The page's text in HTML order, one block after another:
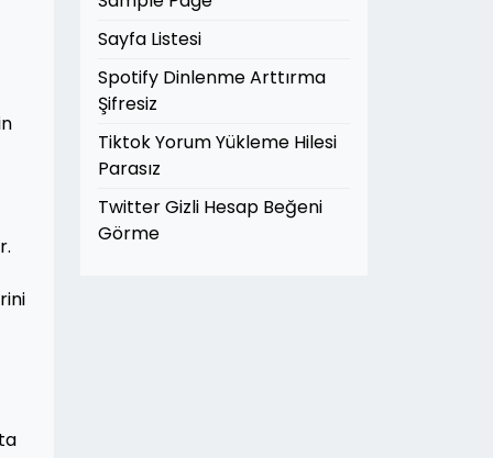
Sayfa Listesi
Spotify Dinlenme Arttırma
Şifresiz
Tiktok Yorum Yükleme Hilesi
Parasız
Twitter Gizli Hesap Beğeni
Görme